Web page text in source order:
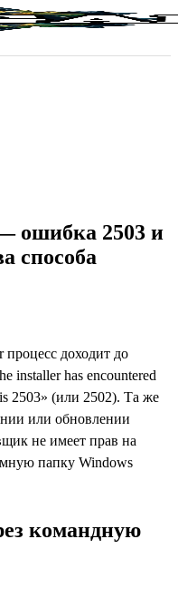
ошибка 2503 и
способа
процесс доходит до
installer has encountered
2503» (или 2502). Та же
или обновлении
не имеет прав на
папку Windows
командную